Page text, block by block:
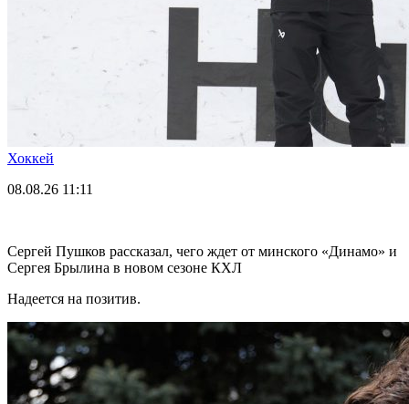
Хоккей
08.08.26 11:11
Сергей Пушков рассказал, чего ждет от минского «Динамо» и
Сергея Брылина в новом сезоне КХЛ
Надеется на позитив.